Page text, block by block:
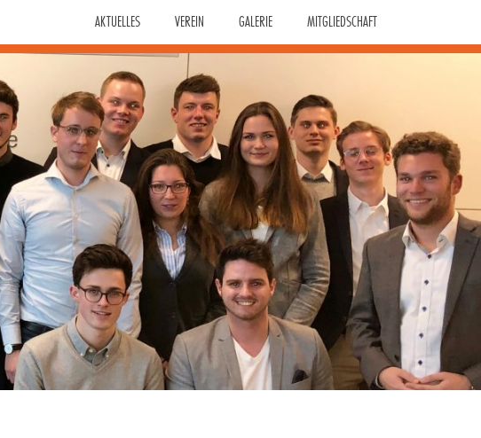
AKTUELLES VEREIN GALERIE MITGLIEDSCHAFT